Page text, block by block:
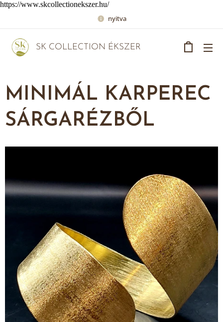
https://www.skcollectionekszer.hu/
nyitva
SK COLLECTION ÉKSZER
MINIMÁL KARPEREC
SÁRGARÉZBŐL